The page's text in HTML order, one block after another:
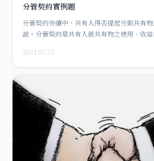
分管契約實例題
分管契約存續中，共有人得否提起分割共有
說。分管契約是共有人就共有物之使用、收
2021.07.23